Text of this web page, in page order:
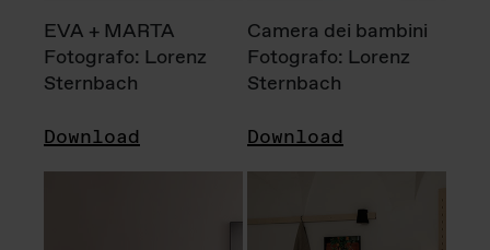
EVA + MARTA
Fotografo: Lorenz
Sternbach
Download
Camera dei bambini
Fotografo: Lorenz
Sternbach
Download